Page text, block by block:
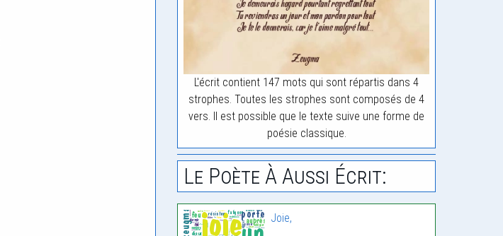
L'écrit contient 147 mots qui sont répartis dans 4
strophes. Toutes les strophes sont composés de 4
vers. Il est possible que le texte suive une forme de
poésie classique.
Le Poète À Aussi Écrit:
Joie,